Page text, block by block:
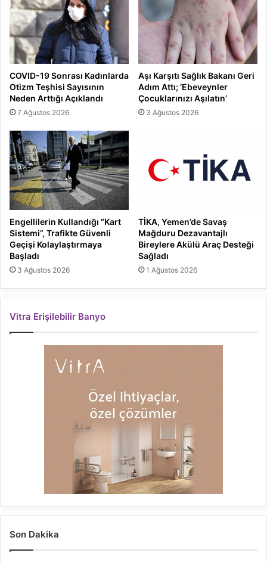
COVID-19 Sonrası Kadınlarda
Otizm Teşhisi Sayısının
Neden Arttığı Açıklandı
7 Ağustos 2026
Aşı Karşıtı Sağlık Bakanı Geri
Adım Attı; ‘Ebeveynler
Çocuklarınızı Aşılatın’
3 Ağustos 2026
Engellilerin Kullandığı “Kart
Sistemi”, Trafikte Güvenli
Geçişi Kolaylaştırmaya
Başladı
3 Ağustos 2026
TİKA, Yemen’de Savaş
Mağduru Dezavantajlı
Bireylere Akülü Araç Desteği
Sağladı
1 Ağustos 2026
Vitra Erişilebilir Banyo
Son Dakika